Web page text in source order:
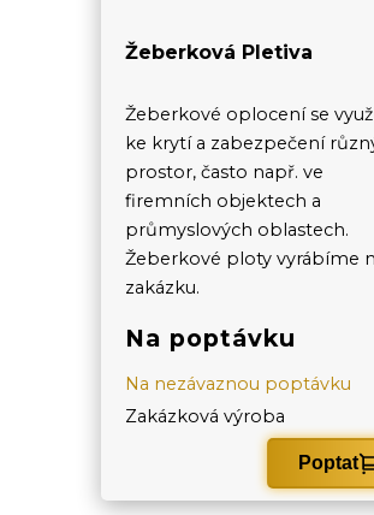
Žeberková Pletiva
Žeberkové oplocení se
ke krytí a zabezpečení
prostor, často např. ve
firemních objektech a
průmyslových oblastech.
Žeberkové ploty vyrábíme
zakázku.
Na poptávku
Na nezávaznou poptávku
Zakázková výroba
Poptat